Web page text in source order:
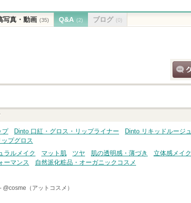
写真・動画 (35) Q&A (2) ブログ (0)
プ Dinto 口紅・グロス・リップライナー Dinto リキッドルージュ
プグロス
ラルメイク マット肌 ツヤ 肌の透明感・薄づき 立体感メイク
ーマンス 自然派化粧品・オーガニックコスメ
@cosme（アットコスメ）